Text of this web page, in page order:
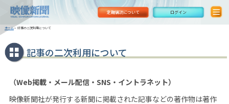
定期購読について ログイン
ホーム> 記事の二次利用について
記事の二次利用について
（Web掲載・メール配信・SNS・イントラネット）
映像新聞社が発行する新聞に掲載された記事などの著作物は著作